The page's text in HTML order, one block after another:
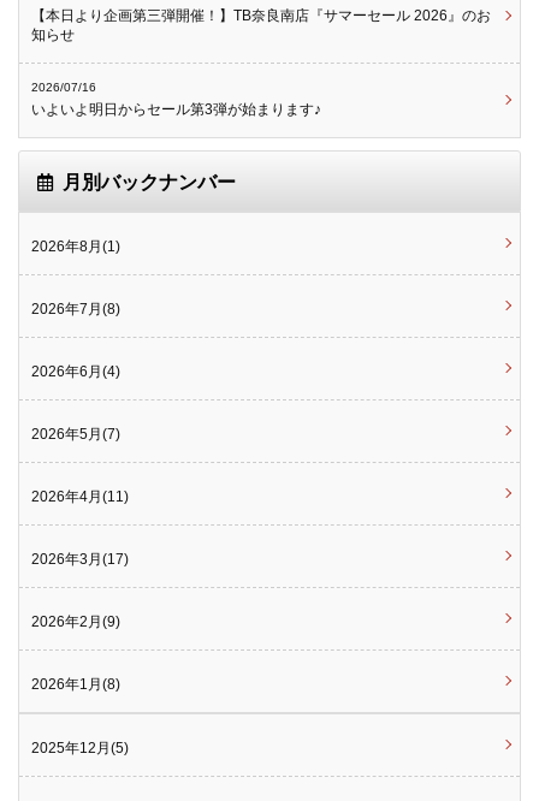
【本日より企画第三弾開催！】TB奈良南店『サマーセール 2026』のお
知らせ
2026/07/16
いよいよ明日からセール第3弾が始まります♪
月別バックナンバー
2026年8月(1)
2026年7月(8)
2026年6月(4)
2026年5月(7)
2026年4月(11)
2026年3月(17)
2026年2月(9)
2026年1月(8)
2025年12月(5)